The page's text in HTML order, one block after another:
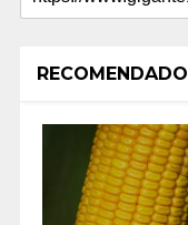
RECOMENDADO